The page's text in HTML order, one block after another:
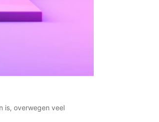
is, overwegen veel